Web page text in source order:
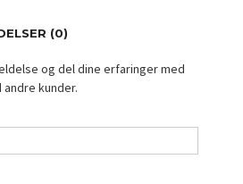
(0)
og del dine erfaringer med
kunder.